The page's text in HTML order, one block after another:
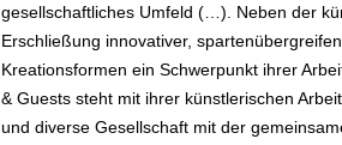
gesellschaftliches Umfeld (…). Neben der
Erschließung innovativer,
Kreationsformen ein Schwerpunkt ihrer
& Guests steht mit ihrer künstlerischen
und diverse Gesellschaft mit der